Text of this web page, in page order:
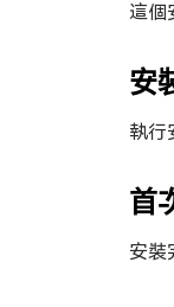
這個
安
執行
首
安裝